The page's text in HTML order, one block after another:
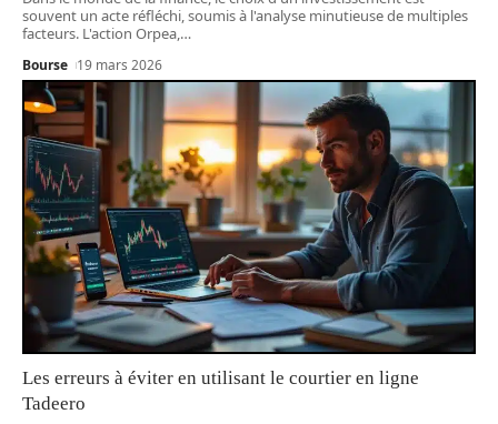
souvent un acte réfléchi, soumis à l'analyse minutieuse de multiples
facteurs. L'action Orpea,…
Bourse 19 mars 2026
Les erreurs à éviter en utilisant le courtier en ligne
Tadeero